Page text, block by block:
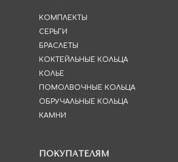
КОМПЛЕКТЫ
ПОМОЛВОЧНЫЕ КОЛЬЦА
ОБРУЧАЛЬНЫЕ КОЛЬЦА
КАМНИ
ПОКУПАТЕЛЯМ
СЕРЬГИ
БРАСЛЕТЫ
КОКТЕЙЛЬНЫЕ КОЛЬЦА
КОЛЬЕ